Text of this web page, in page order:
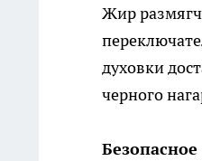
Жир
духовки
черного